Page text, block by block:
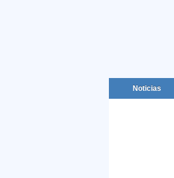
Noticias